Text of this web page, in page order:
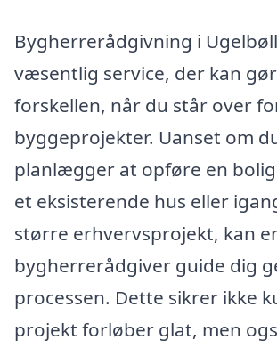
Bygherrerådgivning i
væsentlig service, der kan
forskellen, når du står over
byggeprojekter. Uanset om
planlægger at opføre en
et eksisterende hus eller
større erhvervsprojekt, kan
bygherrerådgiver guide dig
processen. Dette sikrer ikke
projekt forløber glat, men